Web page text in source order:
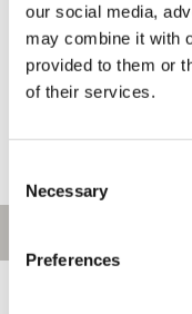
our social media,
may combine it with
provided to them or
of their services.
Selection
Necessary
Preferences
モンスターハンター モン
メラミンプレート キービ